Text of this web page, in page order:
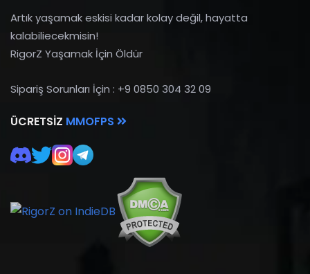
Artık yaşamak eskisi kadar kolay değil, hayatta
kalabiliecekmisin!
RigorZ Yaşamak İçin Öldür
Sipariş Sorunları İçin : +9 0850 304 32 09
ÜCRETSIZ MMOFPS